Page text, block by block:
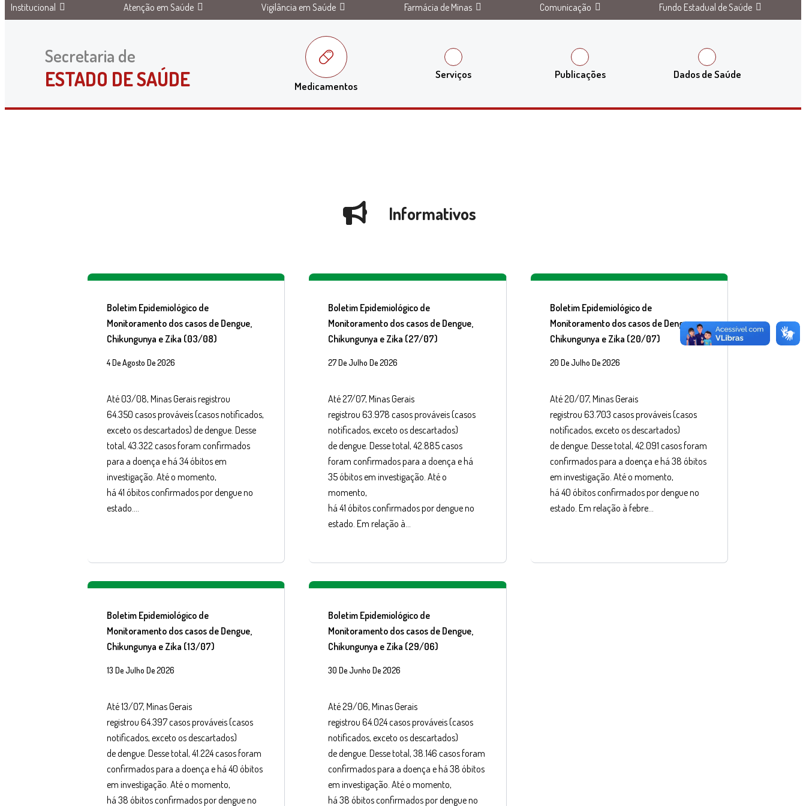
Institucional Atenção em Saúde Vigilância em Saúde Farmácia de Minas Comunicação Fundo Estadual de Saúde
Secretaria de
ESTADO DE SAÚDE Medicamentos
Serviços Publicações Dados de Saúde
Informativos
Boletim Epidemiológico de
Monitoramento dos casos de Dengue,
Chikungunya e Zika (03/08)
4 De Agosto De 2026
Até 03/08, Minas Gerais registrou
64.350 casos prováveis (casos notificados,
exceto os descartados) de dengue. Desse
total, 43.322 casos foram confirmados
para a doença e há 34 óbitos em
investigação. Até o momento,
há 41 óbitos confirmados por dengue no
estado….
Boletim Epidemiológico de
Monitoramento dos casos de Dengue,
Chikungunya e Zika (27/07)
27 De Julho De 2026
Até 27/07, Minas Gerais
registrou 63.978 casos prováveis (casos
notificados, exceto os descartados)
de dengue. Desse total, 42.885 casos
foram confirmados para a doença e há
35 óbitos em investigação. Até o
momento,
há 41 óbitos confirmados por dengue no
estado. Em relação à…
Boletim Epidemiológico de
Monitoramento dos casos de Dengue,
Chikungunya e Zika (20/07)
20 De Julho De 2026
Até 20/07, Minas Gerais
registrou 63.703 casos prováveis (casos
notificados, exceto os descartados)
de dengue. Desse total, 42.091 casos foram
confirmados para a doença e há 38 óbitos
em investigação. Até o momento,
há 40 óbitos confirmados por dengue no
estado. Em relação à febre…
Boletim Epidemiológico de
Monitoramento dos casos de Dengue,
Chikungunya e Zika (13/07)
13 De Julho De 2026
Até 13/07, Minas Gerais
registrou 64.397 casos prováveis (casos
notificados, exceto os descartados)
de dengue. Desse total, 41.224 casos foram
confirmados para a doença e há 40 óbitos
em investigação. Até o momento,
há 38 óbitos confirmados por dengue no
Boletim Epidemiológico de
Monitoramento dos casos de Dengue,
Chikungunya e Zika (29/06)
30 De Junho De 2026
Até 29/06, Minas Gerais
registrou 64.024 casos prováveis (casos
notificados, exceto os descartados)
de dengue. Desse total, 38.146 casos foram
confirmados para a doença e há 38 óbitos
em investigação. Até o momento,
há 38 óbitos confirmados por dengue no